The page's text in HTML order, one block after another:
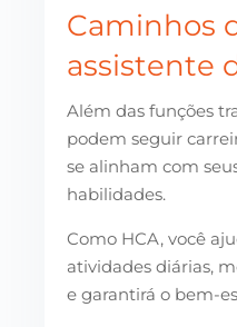
Caminhos
assistente
Além das funções
podem seguir
se alinham com
habilidades.
Como HCA, você
atividades diárias,
e garantirá o bem-